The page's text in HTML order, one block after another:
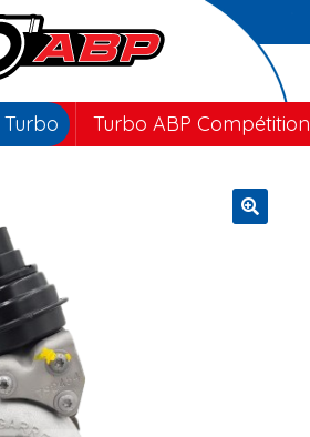
Turbo Turbo ABP Compétition